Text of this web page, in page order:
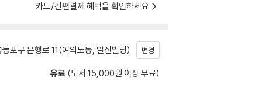
카드/간편결제 혜택을 확인하세요
포구 은행로 11(여의도동, 일신빌딩) 변경
유료 (도서 15,000원 이상 무료)